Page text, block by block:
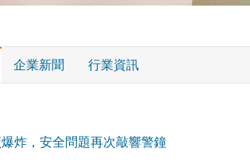
企業新聞 行業資訊
炸，安全問題再次敲響警鐘